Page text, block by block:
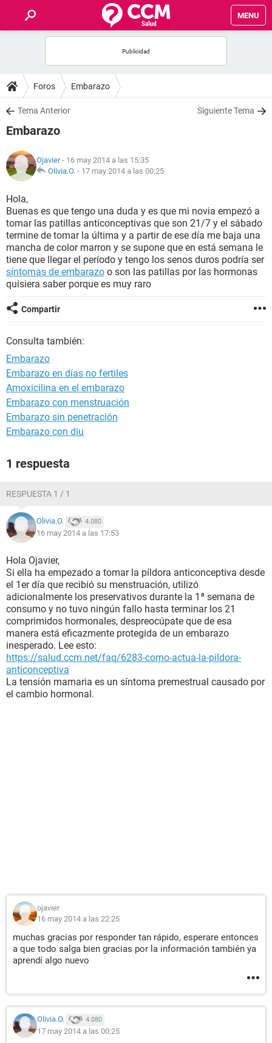
MENU
FOROS
SALUD
NUTRICIÓN
BIENESTAR
SEXUALIDAD
GLOSARIO
Foros Embarazo
Tema Anterior Siguiente Tema
Embarazo
Ojavier- 16 may 2014 a las 15:35
Olivia.O. - 17 may 2014 a las 00:25
Hola,
Buenas es que tengo una duda y es que mi novia empezó a
tomar las patillas anticonceptivas que son 21/7 y el sábado
termine de tomar la última y a partir de ese día me baja una
mancha de color marron y se supone que en está semana le
tiene que llegar el período y tengo los senos duros podría ser
síntomas de embarazo o son las patillas por las hormonas
quisiera saber porque es muy raro
Compartir
Consulta también:
Embarazo
Embarazo en días no fertiles
Amoxicilina en el embarazo
Embarazo con menstruación
Embarazo sin penetración
Embarazo con diu
1 respuesta
RESPUESTA 1 / 1
Olivia.O. 4.080
16 may 2014 a las 17:53
Hola Ojavier,
Si ella ha empezado a tomar la píldora anticonceptiva desde
el 1er día que recibió su menstruación, utilizó
adicionalmente los preservativos durante la 1ª semana de
consumo y no tuvo ningún fallo hasta terminar los 21
comprimidos hormonales, despreocúpate que de esa
manera está eficazmente protegida de un embarazo
inesperado. Lee esto:
https://salud.ccm.net/faq/6283-como-actua-la-pildora-
anticonceptiva
La tensión mamaria es un síntoma premestrual causado por
el cambio hormonal.
ojavier
16 may 2014 a las 22:25
muchas gracias por responder tan rápido, esperare entonces
a que todo salga bien gracias por la información también ya
aprendí algo nuevo
Olivia.O. 4.080
17 may 2014 a las 00:25